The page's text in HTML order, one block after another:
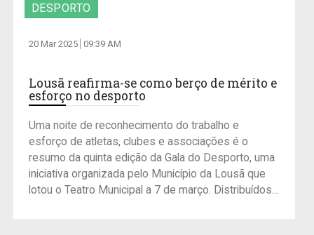
DESPORTO
20 Mar 2025 09:39 AM
Lousã reafirma-se como berço de mérito e
esforço no desporto
Uma noite de reconhecimento do trabalho e
esforço de atletas, clubes e associações é o
resumo da quinta edição da Gala do Desporto, uma
iniciativa organizada pelo Município da Lousã que
lotou o Teatro Municipal a 7 de março. Distribuídos...